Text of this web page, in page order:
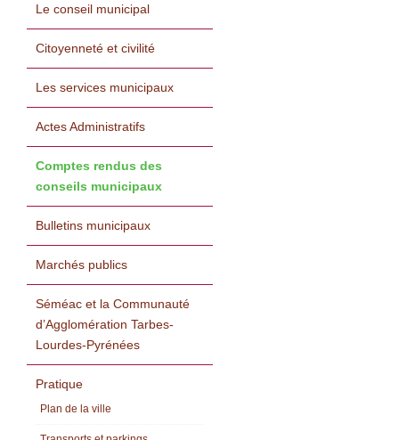
Le conseil municipal
Citoyenneté et civilité
Les services municipaux
Actes Administratifs
Comptes rendus des
conseils municipaux
Bulletins municipaux
Marchés publics
Séméac et la Communauté
d’Agglomération Tarbes-
Lourdes-Pyrénées
Pratique
Plan de la ville